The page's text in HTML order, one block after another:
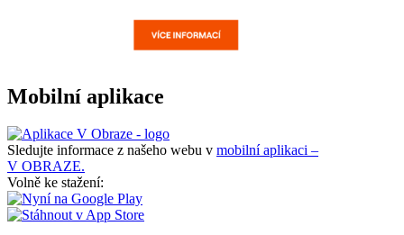
Mobilní aplikace
Sledujte informace z našeho webu v mobilní aplikaci –
V OBRAZE.
Volně ke stažení: